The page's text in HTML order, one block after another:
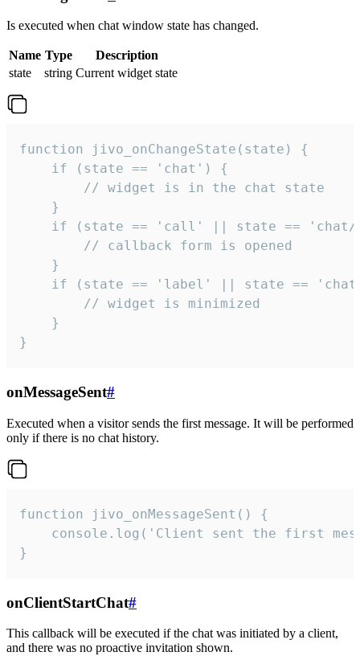
Is executed when chat window state has changed.
Name Type
Description
state
string Current widget state
function jivo_onChangeState(state) {
    if (state == 'chat') {
        // widget is in the chat state
    }
if (state == 'call' || state ==
        // callback form is opened
    }
if (state == 'label' || state ==
        // widget is minimized
    }
}
onMessageSent#
Executed when a visitor sends the first message. It will be performed
only if there is no chat history.
function jivo_onMessageSent() {
console.log('Client sent the first
}
onClientStartChat#
This callback will be executed if the chat was initiated by a client,
and there was no proactive invitation shown.